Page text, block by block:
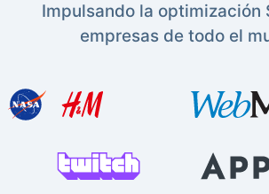
Impulsando la optimización
empresas de todo el